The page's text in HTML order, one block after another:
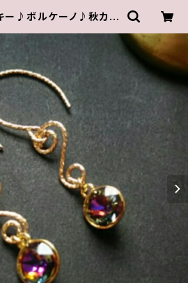
ー♪ボルケーノ♪秋カラ
っぷ（yukky.）アクセサ
リーショップ